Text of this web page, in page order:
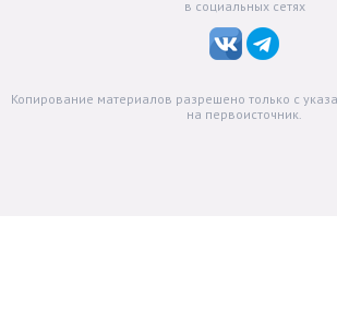
в социальных сетях
Копирование материалов разрешено только с
на первоисточник.